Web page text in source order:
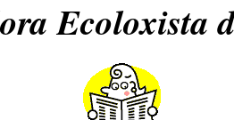
Ecoloxista